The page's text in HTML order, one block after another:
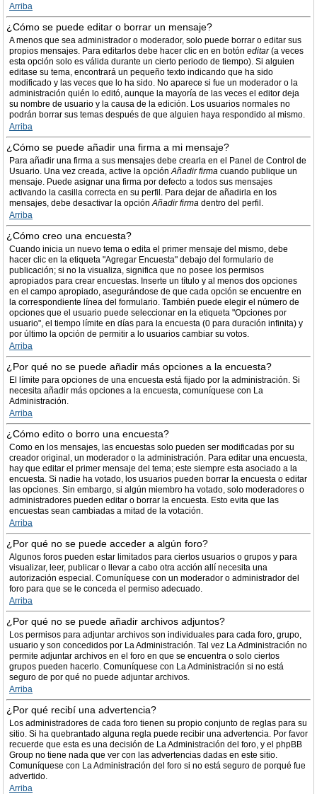
Arriba
¿Cómo se puede editar o borrar un mensaje?
A menos que sea administrador o moderador, solo puede borrar o editar sus
propios mensajes. Para editarlos debe hacer clic en en botón editar(a veces
esta opción solo es válida durante un cierto periodo de tiempo). Si alguien
editase su tema, encontrará un pequeño texto indicando que ha sido
modificado y las veces que lo ha sido. No aparece si fue un moderador o la
administración quién lo editó, aunque la mayoría de las veces el editor deja
su nombre de usuario y la causa de la edición. Los usuarios normales no
podrán borrar sus temas después de que alguien haya respondido al mismo.
Arriba
¿Cómo se puede añadir una firma a mi mensaje?
Para añadir una firma a sus mensajes debe crearla en el Panel de Control de
Usuario. Una vez creada, active la opciónAñadir firma cuando publique un
mensaje. Puede asignar una firma por defecto a todos sus mensajes
activando la casilla correcta en su perfil. Para dejar de añadirla en los
mensajes, debe desactivar la opciónAñadir firma dentro del perfil.
Arriba
¿Cómo creo una encuesta?
Cuando inicia un nuevo tema o edita el primer mensaje del mismo, debe
hacer clic en la etiqueta "Agregar Encuesta" debajo del formulario de
publicación; si no la visualiza, significa que no posee los permisos
apropiados para crear encuestas. Inserte un título y al menos dos opciones
en el campo apropiado, asegurándose de que cada opción se encuentre en
la correspondiente línea del formulario. También puede elegir el número de
opciones que el usuario puede seleccionar en la etiqueta "Opciones por
usuario", el tiempo límite en días para la encuesta (0 para duración infinita) y
por último la opción de permitir a lo usuarios cambiar su votos.
Arriba
¿Por qué no se puede añadir más opciones a la encuesta?
El límite para opciones de una encuesta está fijado por la administración. Si
necesita añadir más opciones a la encuesta, comuníquese con La
Administración.
Arriba
¿Cómo edito o borro una encuesta?
Como en los mensajes, las encuestas solo pueden ser modificadas por su
creador original, un moderador o la administración. Para editar una encuesta,
hay que editar el primer mensaje del tema; este siempre esta asociado a la
encuesta. Si nadie ha votado, los usuarios pueden borrar la encuesta o editar
las opciones. Sin embargo, si algún miembro ha votado, solo moderadores o
administradores pueden editar o borrar la encuesta. Esto evita que las
encuestas sean cambiadas a mitad de la votación.
Arriba
¿Por qué no se puede acceder a algún foro?
Algunos foros pueden estar limitados para ciertos usuarios o grupos y para
visualizar, leer, publicar o llevar a cabo otra acción allí necesita una
autorización especial. Comuníquese con un moderador o administrador del
foro para que se le conceda el permiso adecuado.
Arriba
¿Por qué no se puede añadir archivos adjuntos?
Los permisos para adjuntar archivos son individuales para cada foro, grupo,
usuario y son concedidos por La Administración. Tal vez La Administración no
permite adjuntar archivos en el foro en que se encuentra o solo ciertos
grupos pueden hacerlo. Comuníquese con La Administración si no está
seguro de por qué no puede adjuntar archivos.
Arriba
¿Por qué recibí una advertencia?
Los administradores de cada foro tienen su propio conjunto de reglas para su
sitio. Si ha quebrantado alguna regla puede recibir una advertencia. Por favor
recuerde que esta es una decisión de La Administración del foro, y el phpBB
Group no tiene nada que ver con las advertencias dadas en este sitio.
Comuníquese con La Administración del foro si no está seguro de porqué fue
advertido.
Arriba